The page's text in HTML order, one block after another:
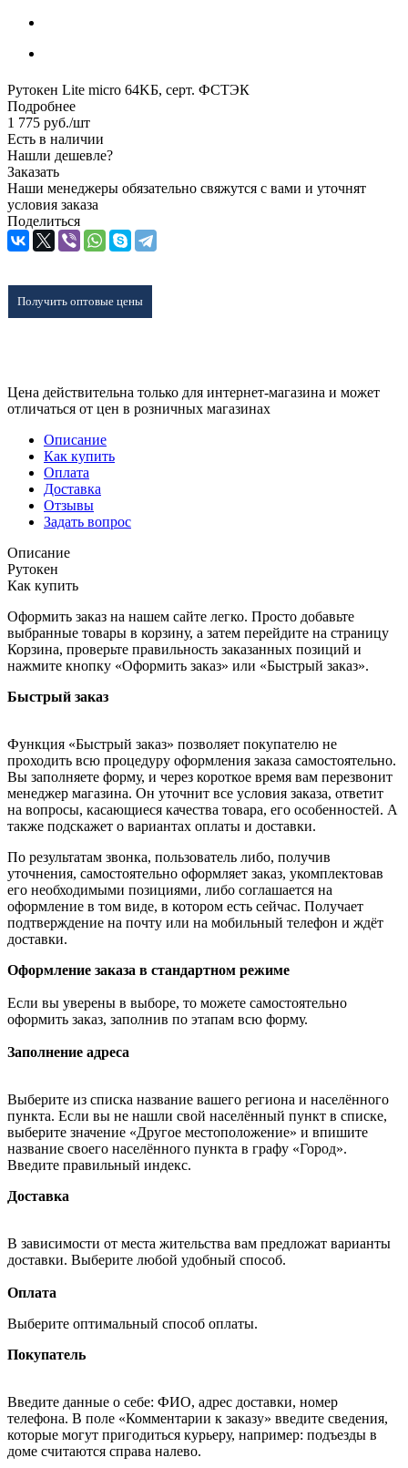
Рутокен Lite micro 64KБ, серт. ФСТЭК
Подробнее
1 775 руб./шт
Есть в наличии
Нашли дешевле?
Заказать
Наши менеджеры обязательно свяжутся с вами и уточнят
условия заказа
Поделиться
Получить оптовые цены
Цена действительна только для интернет-магазина и может
отличаться от цен в розничных магазинах
Описание
Как купить
Оплата
Доставка
Отзывы
Задать вопрос
Описание
Рутокен
Как купить
Оформить заказ на нашем сайте легко. Просто добавьте
выбранные товары в корзину, а затем перейдите на страницу
Корзина, проверьте правильность заказанных позиций и
нажмите кнопку «Оформить заказ» или «Быстрый заказ».
Быстрый заказ
Функция «Быстрый заказ» позволяет покупателю не
проходить всю процедуру оформления заказа самостоятельно.
Вы заполняете форму, и через короткое время вам перезвонит
менеджер магазина. Он уточнит все условия заказа, ответит
на вопросы, касающиеся качества товара, его особенностей. А
также подскажет о вариантах оплаты и доставки.
По результатам звонка, пользователь либо, получив
уточнения, самостоятельно оформляет заказ, укомплектовав
его необходимыми позициями, либо соглашается на
оформление в том виде, в котором есть сейчас. Получает
подтверждение на почту или на мобильный телефон и ждёт
доставки.
Оформление заказа в стандартном режиме
Если вы уверены в выборе, то можете самостоятельно
оформить заказ, заполнив по этапам всю форму.
Заполнение адреса
Выберите из списка название вашего региона и населённого
пункта. Если вы не нашли свой населённый пункт в списке,
выберите значение «Другое местоположение» и впишите
название своего населённого пункта в графу «Город».
Введите правильный индекс.
Доставка
В зависимости от места жительства вам предложат варианты
доставки. Выберите любой удобный способ.
Оплата
Выберите оптимальный способ оплаты.
Покупатель
Введите данные о себе: ФИО, адрес доставки, номер
телефона. В поле «Комментарии к заказу» введите сведения,
которые могут пригодиться курьеру, например: подъезды в
доме считаются справа налево.